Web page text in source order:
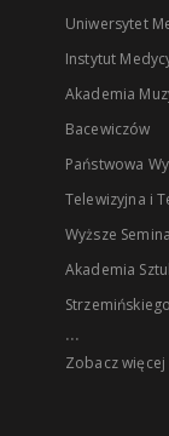
Uniwersytet
Instytut
Akademia
Bacewiczów
Państwowa
Telewizyjna i
Wyższe
Akademia
...
Zobacz więcej